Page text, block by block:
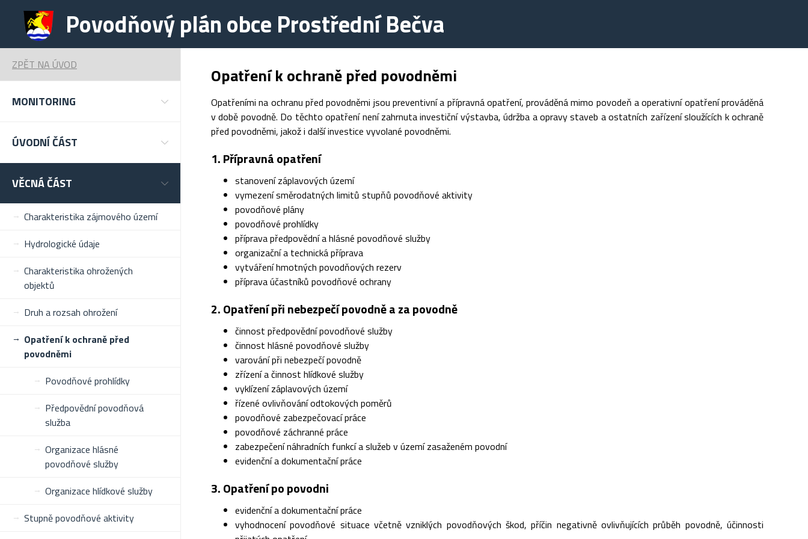
Povodňový plán obce Prostřední Bečva
ZPĚT NA ÚVOD
MONITORING
ÚVODNÍ ČÁST
VĚCNÁ ČÁST
Charakteristika zájmového území
Hydrologické údaje
Charakteristika ohrožených
objektů
Druh a rozsah ohrožení
Opatření k ochraně před
povodněmi
Povodňové prohlídky
Předpovědní povodňová
služba
Organizace hlásné
povodňové služby
Organizace hlídkové služby
Stupně povodňové aktivity
Opatření k ochraně před povodněmi
Opatřeními na ochranu před povodněmi jsou preventivní a přípravná opatření, prováděná mimo povodeň a operativní opatření prováděná
v době povodně. Do těchto opatření není zahrnuta investiční výstavba, údržba a opravy staveb a ostatních zařízení sloužících k ochraně
před povodněmi, jakož i další investice vyvolané povodněmi.
1. Přípravná opatření
stanovení záplavových území
vymezení směrodatných limitů stupňů povodňové aktivity
povodňové plány
povodňové prohlídky
příprava předpovědní a hlásné povodňové služby
organizační a technická příprava
vytváření hmotných povodňových rezerv
příprava účastníků povodňové ochrany
2. Opatření při nebezpečí povodně a za povodně
činnost předpovědní povodňové služby
činnost hlásné povodňové služby
varování při nebezpečí povodně
zřízení a činnost hlídkové služby
vyklízení záplavových území
řízené ovlivňování odtokových poměrů
povodňové zabezpečovací práce
povodňové záchranné práce
zabezpečení náhradních funkcí a služeb v území zasaženém povodní
evidenční a dokumentační práce
3. Opatření po povodni
evidenční a dokumentační práce
vyhodnocení povodňové situace včetně vzniklých povodňových škod, příčin negativně ovlivňujících průběh povodně, účinnosti